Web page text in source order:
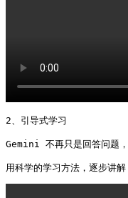
2、引导式学习
Gemini 不再只是回答问题，
用科学的学习方法，逐步讲